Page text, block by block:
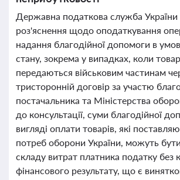
Державна податкова служба України
роз'яснення щодо оподаткування
надання благодійної допомоги в
стану, зокрема у випадках, коли
передаються військовим частинам
тристоронній договір за участю
постачальника та Міністерства
до консультації, суми благодійної
вигляді оплати товарів, які
потреб оборони України, можуть
складу витрат платника податку без
фінансового результату, що є